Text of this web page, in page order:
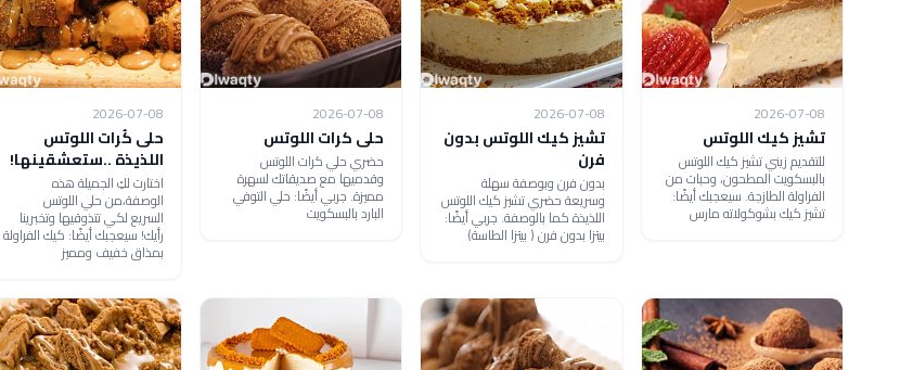
2026-07-08
تشيز كيك اللوتس
للتقديم زيني تشيز كيك اللوتس
بالبسكويت المطحون، وحبات من
الفراولة الطازجة. سيعجبك أيضًا:
تشيز كيك بشوكولاته مارس
2026-07-08
تشيز كيك اللوتس بدون
فرن
بدون فرن وبوصفة سهلة
وسريعة حضري تشيز كيك اللوتس
اللذيذة كما بالوصفة. جربي أيضًا:
بيتزا بدون فرن ( بيتزا الطاسة)
2026-07-08
حلى كرات اللوتس
حضري حلي كرات اللوتس
وقدميها مع صديقاتك لسهرة
مميزة. جربي أيضًا: حلي التوفي
البارد بالبسكويت
2026-07-08
حلى كُرات اللوتس
اللذيذة ..ستعشقينها!
اختارت لكِ الجميلة هذه
الوصفة،من حلي اللوتس
السريع لكي تتذوقيها وتخبرينا
رأيك! سيعجبك أيضًا: كيك الفراولة
بمذاق خفيف ومميز